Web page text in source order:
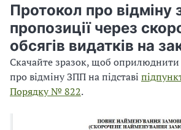
Протокол про відміну
пропозиції через
обсягів видатків на
Скачайте зразок, щоб
про відміну ЗПП на підставі
Порядку № 822.